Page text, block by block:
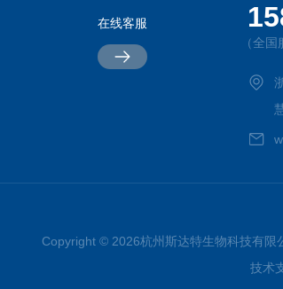
在线客服
（全国
Copyright © 2026杭州斯达特生物科技有
技术